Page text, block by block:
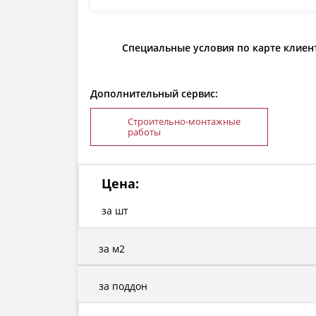
Специальные условия по карте
Дополнительный сервис:
Строительно-монтажные
работы
Цена:
за шт
за м2
за поддон